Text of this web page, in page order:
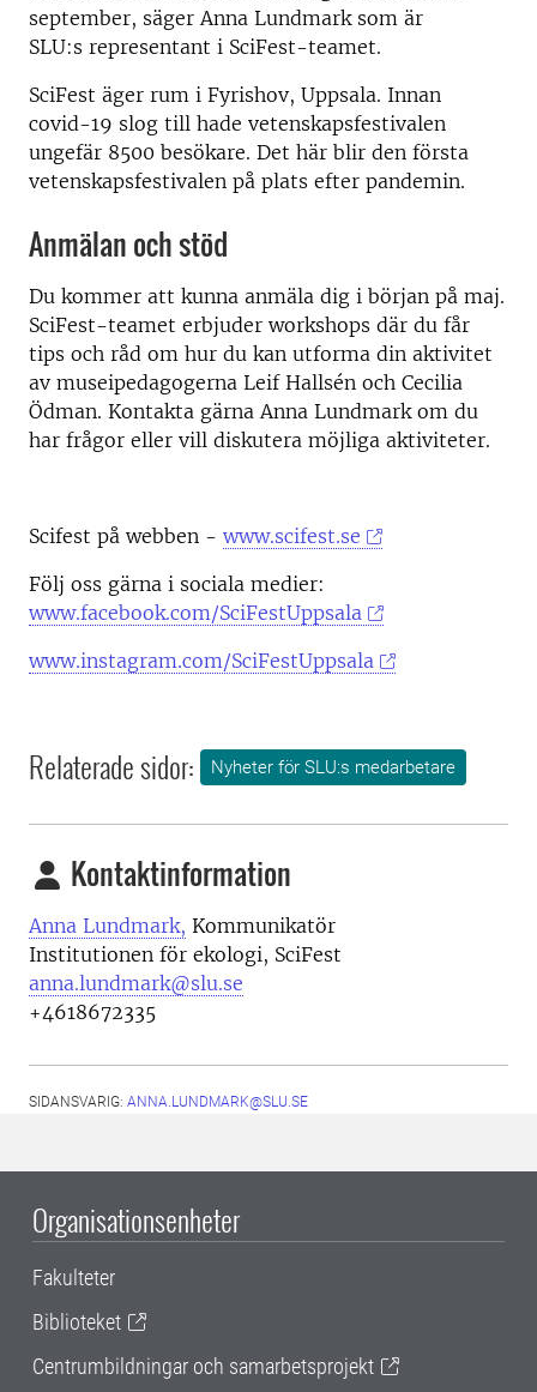
september, säger Anna Lundmark som är
SLU:s representant i SciFest-teamet.
SciFest äger rum i Fyrishov, Uppsala. Innan
covid-19 slog till hade vetenskapsfestivalen
ungefär 8500 besökare. Det här blir den första
vetenskapsfestivalen på plats efter pandemin.
Anmälan och stöd
Du kommer att kunna anmäla dig i början på maj.
SciFest-teamet erbjuder workshops där du får
tips och råd om hur du kan utforma din aktivitet
av museipedagogerna Leif Hallsén och Cecilia
Ödman. Kontakta gärna Anna Lundmark om du
har frågor eller vill diskutera möjliga aktiviteter.
Scifest på webben - www.scifest.se
Följ oss gärna i sociala medier:
www.facebook.com/SciFestUppsala
www.instagram.com/SciFestUppsala
Relaterade sidor: Nyheter för SLU:s medarbetare
Kontaktinformation
Anna Lundmark, Kommunikatör
Institutionen för ekologi, SciFest
anna.lundmark@slu.se
+4618672335
SIDANSVARIG: ANNA.LUNDMARK@SLU.SE
Organisationsenheter
Fakulteter
Biblioteket
Centrumbildningar och samarbetsprojekt